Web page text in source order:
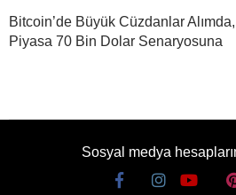
Bitcoin’de Büyük Cüzdanlar Alımda,
Piyasa 70 Bin Dolar Senaryosuna
Sosyal medya